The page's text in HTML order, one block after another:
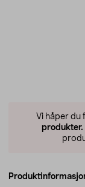
Vi håper du
produkter.